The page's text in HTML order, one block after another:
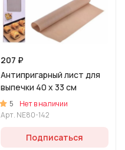
207 ₽
Антипригарный лист для
выпечки 40 х 33 см
5
Нет в наличии
Арт. NE80-142
Подписаться